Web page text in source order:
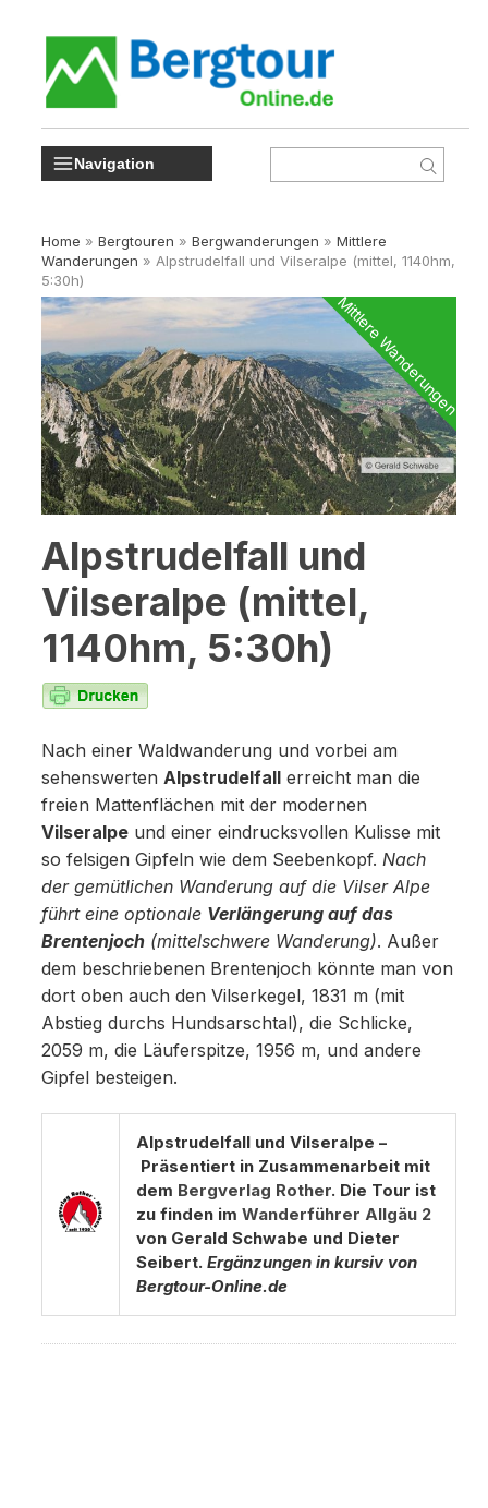
Navigation
Home » Bergtouren » Bergwanderungen » Mittlere
Wanderungen » Alpstrudelfall und Vilseralpe (mittel, 1140hm,
5:30h)
Mittlere Wanderungen
Alpstrudelfall und
Vilseralpe (mittel,
1140hm, 5:30h)
Nach einer Waldwanderung und vorbei am
sehenswerten Alpstrudelfallerreicht man die
freien Mattenflächen mit der modernen
Vilseralpeund einer eindrucksvollen Kulisse mit
so felsigen Gipfeln wie dem Seebenkopf. Nach
der gemütlichen Wanderung auf die Vilser Alpe
führt eine optionale Verlängerung auf das
Brentenjoch(mittelschwere Wanderung). Außer
dem beschriebenen Brentenjoch könnte man von
dort oben auch den Vilserkegel, 1831 m (mit
Abstieg durchs Hundsarschtal), die Schlicke,
2059 m, die Läuferspitze, 1956 m, und andere
Gipfel besteigen.
Alpstrudelfall und Vilseralpe –
Präsentiert in Zusammenarbeit mit
dem Bergverlag Rother. Die Tour ist
zu finden im Wanderführer Allgäu 2
von Gerald Schwabe und Dieter
Seibert. Ergänzungen in kursiv von
Bergtour-Online.de